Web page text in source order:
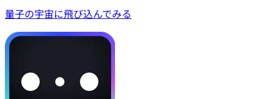
量子の宇宙に飛び込んでみる